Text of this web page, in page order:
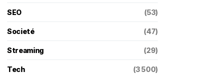
SEO (53)
Societé (47)
Streaming (29)
Tech (3 500)